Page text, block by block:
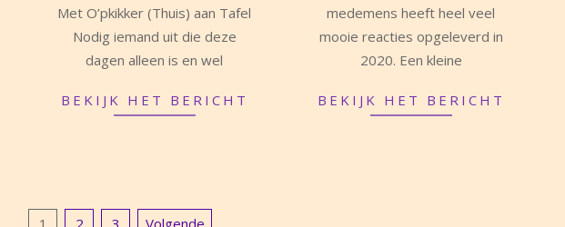
01-
Met O’pkikker (Thuis) aan Tafel
Nodig iemand uit die deze
dagen alleen is en wel
BEKIJK HET BERICHT
medemens heeft heel veel
mooie reacties opgeleverd in
2020. Een kleine
BEKIJK HET BERICHT
1 2 3 Volgende